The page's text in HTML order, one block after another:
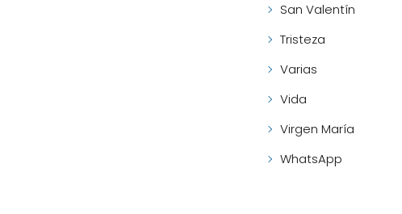
San Valentín
Tristeza
Varias
Vida
Virgen María
WhatsApp